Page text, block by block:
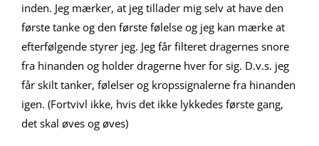
inden. Jeg mærker, at jeg tillader mig selv at have den
første tanke og den første følelse og jeg kan mærke at
efterfølgende styrer jeg. Jeg får filteret dragernes snore
fra hinanden og holder dragerne hver for sig. D.v.s. jeg
får skilt tanker, følelser og kropssignalerne fra hinanden
igen. (Fortvivl ikke, hvis det ikke lykkedes første gang,
det skal øves og øves)